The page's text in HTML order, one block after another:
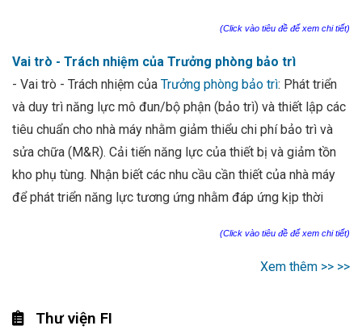
(Click vào tiêu đề để xem chi tiết)
Vai trò - Trách nhiệm của Trưởng phòng bảo trì
- Vai trò - Trách nhiệm của Trưởng phòng bảo trì: Phát triển
và duy trì năng lực mô đun/bộ phận (bảo trì) và thiết lập các
tiêu chuẩn cho nhà máy nhằm giảm thiểu chi phí bảo trì và
sửa chữa (M&R). Cải tiến năng lực của thiết bị và giảm tồn
kho phụ tùng. Nhận biết các nhu cầu cần thiết của nhà máy
để phát triển năng lực tương ứng nhằm đáp ứng kịp thời
(Click vào tiêu đề để xem chi tiết)
Xem thêm >> >>
Thư viện FI